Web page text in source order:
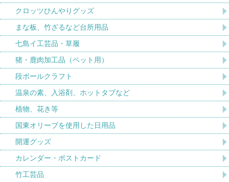
クロッツひんやりグッズ
まな板、竹ざるなど台所用品
七島イ工芸品・草履
猪・鹿肉加工品（ペット用）
段ボールクラフト
温泉の素、入浴剤、ホットタブなど
植物、花き等
国東オリーブを使用した日用品
開運グッズ
カレンダー・ポストカード
竹工芸品